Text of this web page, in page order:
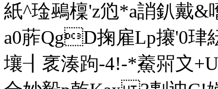
紙^琻鵐檁'z尦*a誚釟
a0葄QgD掬雇Lp攐'0珒
壤┨衺湊跔-4!-*鯗喌〩